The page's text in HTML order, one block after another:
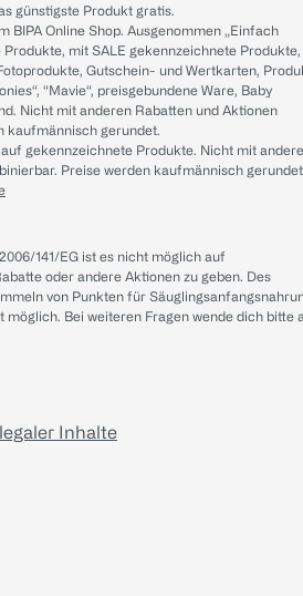
günstigste Produkt gratis.
BIPA Online Shop. Ausgenommen „Einfach
mit SALE gekennzeichnete Produkte,
Gutschein- und Wertkarten,
“Mavie“, preisgebundene Ware, Baby
Nicht mit anderen Rabatten und Aktionen
kaufmännisch gerundet.
auf gekennzeichnete Produkte. Nicht mit
Preise werden kaufmännisch
141/EG ist es nicht möglich auf
oder andere Aktionen zu geben. Des
von Punkten für
möglich. Bei weiteren Fragen wende dich bitte
Inhalte